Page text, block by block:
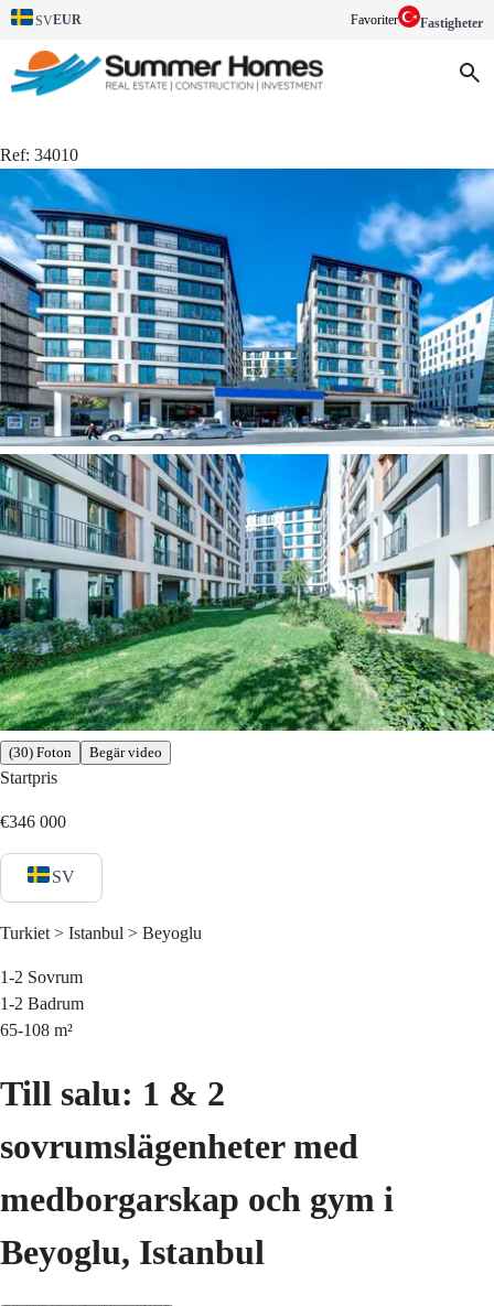
SVEUR Favoriter Fastigheter
Ref: 34010
(30) Foton Begär video
Startpris
€346 000
SV
Turkiet > Istanbul > Beyoglu
1-2 Sovrum
1-2 Badrum
65-108 m²
Till salu: 1 & 2
sovrumslägenheter med
medborgarskap och gym i
Beyoglu, Istanbul